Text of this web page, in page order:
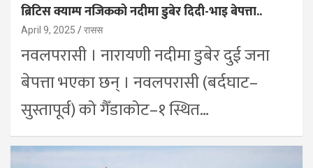
ब्रिटिस क्याम्प नजिकको नदीमा डुबेर दिदी-भाइ बेपत्ता..
April 9, 2025 रासस
नवलपरासी । नारायणी नदीमा डुबेर दुई जना
बेपत्ता भएका छन् । नवलपरासी (बर्दघाट–
सुस्तापूर्व) को गैँडाकोट–१ स्थित…